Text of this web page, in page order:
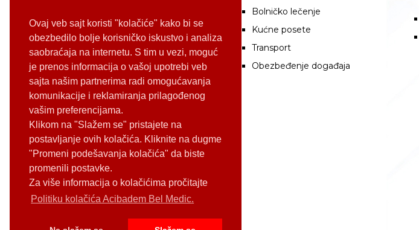
Ovaj veb sajt koristi "kolačiće" kako bi se
obezbedilo bolje korisničko iskustvo i analiza
saobraćaja na internetu. S tim u vezi, moguć
je prenos informacija o vašoj upotrebi veb
sajta našim partnerima radi omogućavanja
komunikacije i reklamiranja prilagođenog
vašim preferencijama.
Klikom na "Slažem se" pristajete na
postavljanje ovih kolačića. Kliknite na dugme
"Promeni podešavanja kolačića" da biste
promenili postavke.
Za više informacija o kolačićima pročitajte
Politiku kolačića Acibadem Bel Medic.
Bolničko lečenje
Kućne posete
Transport
Obezbeđenje događaja